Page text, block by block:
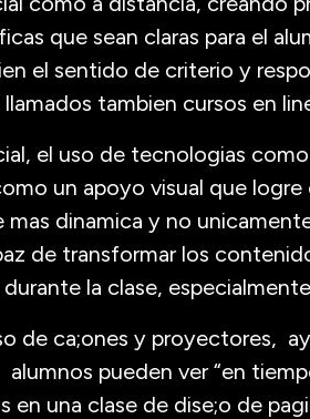
que sean claras para el
el sentido de criterio y
tambien cursos en
el uso de tecnologias
un apoyo visual que
mas dinamica y no
de transformar los
la clase,
de ca;ones y proyectores,
pueden ver “en
en una clase de dise;o de